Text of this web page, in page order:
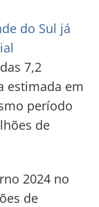
do Sul já
7,2
estimada em
período
de
2024 no
de